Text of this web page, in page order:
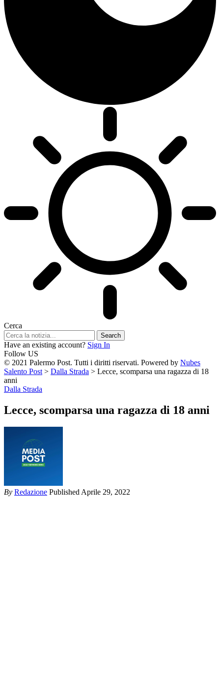
Cerca
Have an existing account? Sign In
Follow US
© 2021 Palermo Post. Tutti i diritti riservati. Powered by Nubes
Salento Post > Dalla Strada > Lecce, scomparsa una ragazza di 18
anni
Dalla Strada
Lecce, scomparsa una ragazza di 18 anni
By Redazione Published Aprile 29, 2022